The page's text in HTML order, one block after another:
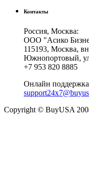
Контакты
Россия, Москва:
ООО "Асико
115193, Москва,
Южнопортовый,
+7 953 820 8885
Онлайн
Copyright © BuyUSA